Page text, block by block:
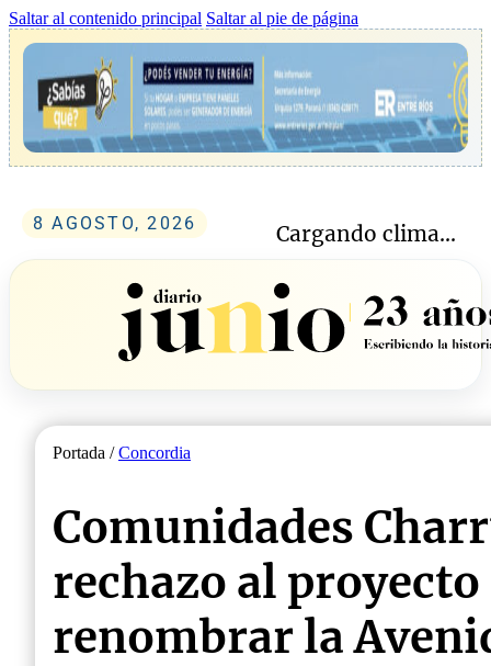
Saltar al contenido principal Saltar al pie de página
8 AGOSTO, 2026 Cargando clima...
Portada /Concordia
Comunidades
rechazo al
renombrar la